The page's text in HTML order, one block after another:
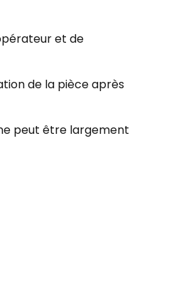
et de
de la pièce après
peut être largement